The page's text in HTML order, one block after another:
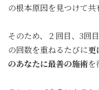
の根本原因を見つけて共
そのため、２回目、3回
の回数を重ねるたびに更
のあなたに最善の施術を